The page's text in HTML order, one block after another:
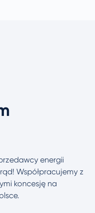
energii
Współpracujemy z
koncesję na